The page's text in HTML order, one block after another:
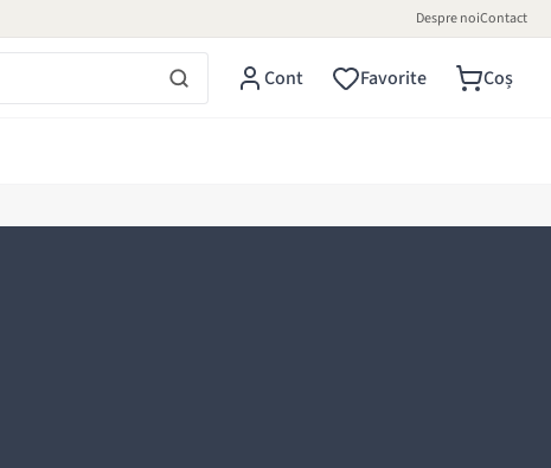
Despre noiContact
Cont Favorite Coș